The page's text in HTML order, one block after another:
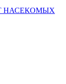
НАСЕКОМЫХ